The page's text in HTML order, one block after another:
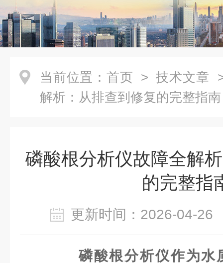
当前位置： 首页 > 技术文章
解析：从排查到修复的完整指南
磷酸根分析仪故障全解
的完整指
更新时间：2026-04-
磷酸根分析仪作为水